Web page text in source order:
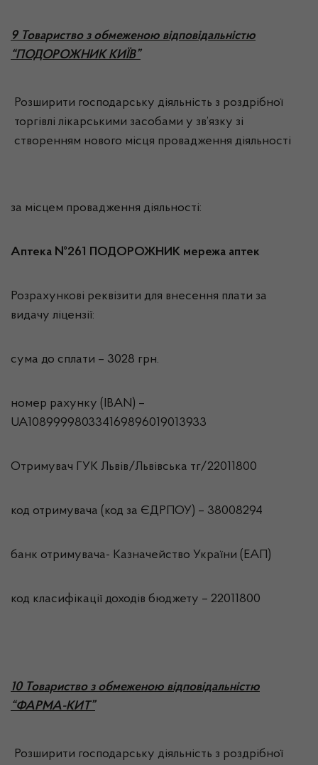
9 Товариство з обмеженою відповідальністю
“ПОДОРОЖНИК КИЇВ”
Розширити господарську діяльність з роздрібної
торгівлі лікарськими засобами у зв’язку зі
створенням нового місця провадження діяльності
за місцем провадження діяльності:
Аптека №261 ПОДОРОЖНИК мережа аптек
Розрахункові реквізити для внесення плати за
видачу ліцензії:
сума до сплати – 3028 грн.
номер рахунку (IBAN) –
UA108999980334169896019013933
Отримувач ГУК Львiв/Львівська тг/22011800
код отримувача (код за ЄДРПОУ) – 38008294
банк отримувача- Казначейство України (ЕАП)
код класифікації доходів бюджету – 22011800
10 Товариство з обмеженою відповідальністю
“ФАРМА-КИТ”
Розширити господарську діяльність з роздрібної